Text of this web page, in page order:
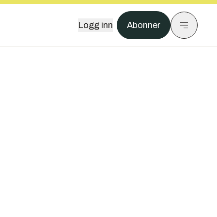
Logg inn Abonner